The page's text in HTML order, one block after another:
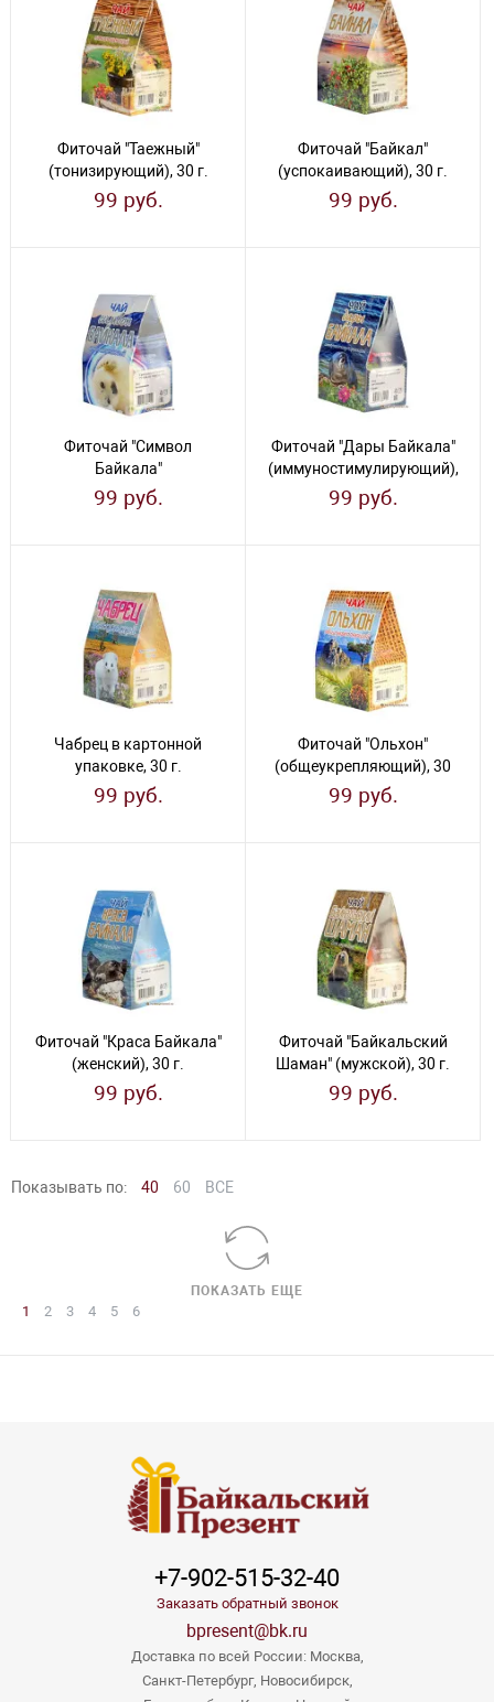
Фиточай "Таежный"
(тонизирующий), 30 г.
99 руб.
Фиточай "Байкал"
(успокаивающий), 30 г.
99 руб.
Фиточай "Символ
Байкала"
(антистрессовый), 30 г.
99 руб.
Фиточай "Дары Байкала"
(иммуностимулирующий),
30 г.
99 руб.
Чабрец в картонной
упаковке, 30 г.
99 руб.
Фиточай "Ольхон"
(общеукрепляющий), 30
г.
99 руб.
Фиточай "Краса Байкала"
(женский), 30 г.
99 руб.
Фиточай "Байкальский
Шаман" (мужской), 30 г.
99 руб.
Показывать по: 40 60 ВСЕ
ПОКАЗАТЬ ЕЩЕ
1 2 3 4 5 6
+7-902-515-32-40
Заказать обратный звонок
bpresent@bk.ru
Доставка по всей России: Москва,
Санкт-Петербург, Новосибирск,